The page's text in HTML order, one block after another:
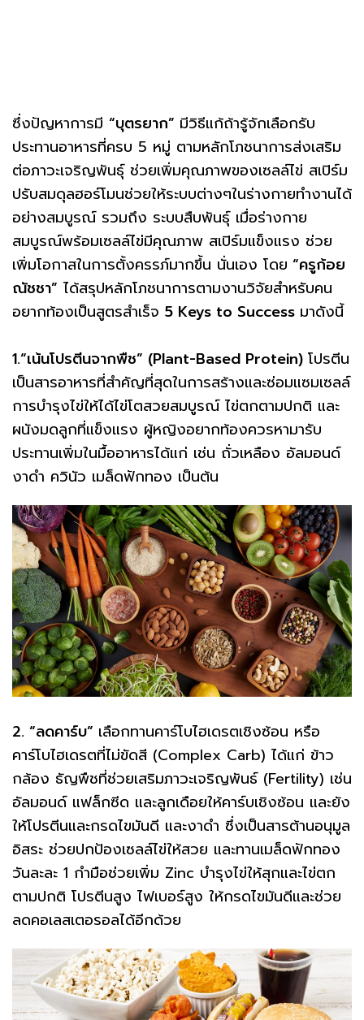
ซึ่งปัญหาการมี “บุตรยาก” มีวิธีแก้ถ้ารู้จักเลือกรับ
ประทานอาหารที่ครบ 5 หมู่ ตามหลักโภชนาการส่งเสริม
ต่อภาวะเจริญพันธุ์ ช่วยเพิ่มคุณภาพของเซลล์ไข่ สเปิร์ม
ปรับสมดุลฮอร์โมนช่วยให้ระบบต่างๆในร่างกายทำงานได้
อย่างสมบูรณ์ รวมถึง ระบบสืบพันธุ์ เมื่อร่างกาย
สมบูรณ์พร้อมเซลล์ไข่มีคุณภาพ สเปิร์มแข็งแรง ช่วย
เพิ่มโอกาสในการตั้งครรภ์มากขึ้น นั่นเอง โดย “ครูก้อย
ณัชชา” ได้สรุปหลักโภชนาการตามงานวิจัยสำหรับคน
อยากท้องเป็นสูตรสำเร็จ 5 Keys to Success มาดังนี้
1.“เน้นโปรตีนจากพืช” (Plant-Based Protein) โปรตีน
เป็นสารอาหารที่สำคัญที่สุดในการสร้างและซ่อมแซมเซลล์
การบำรุงไข่ให้ได้ไข่โตสวยสมบูรณ์ ไข่ตกตามปกติ และ
ผนังมดลูกที่แข็งแรง ผู้หญิงอยากท้องควรหามารับ
ประทานเพิ่มในมื้ออาหารได้แก่ เช่น ถั่วเหลือง อัลมอนด์
งาดำ ควินัว เมล็ดฟักทอง เป็นต้น
2. “ลดคาร์บ” เลือกทานคาร์โบไฮเดรตเชิงซ้อน หรือ
คาร์โบไฮเดรตที่ไม่ขัดสี (Complex Carb) ได้แก่ ข้าว
กล้อง ธัญพืชที่ช่วยเสริมภาวะเจริญพันธ์ (Fertility) เช่น
อัลมอนด์ แฟล็กซีด และลูกเดือยให้คาร์บเชิงซ้อน และยัง
ให้โปรตีนและกรดไขมันดี และงาดำ ซึ่งเป็นสารต้านอนุมูล
อิสระ ช่วยปกป้องเซลล์ไข่ให้สวย และทานเมล็ดฟักทอง
วันละละ 1 กำมือช่วยเพิ่ม Zinc บำรุงไข่ให้สุกและไข่ตก
ตามปกติ โปรตีนสูง ไฟเบอร์สูง ให้กรดไขมันดีและช่วย
ลดคอเลสเตอรอลได้อีกด้วย